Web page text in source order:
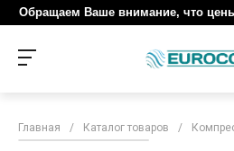
Обращаем Ваше внимание, что цены
Главная / Каталог товаров /